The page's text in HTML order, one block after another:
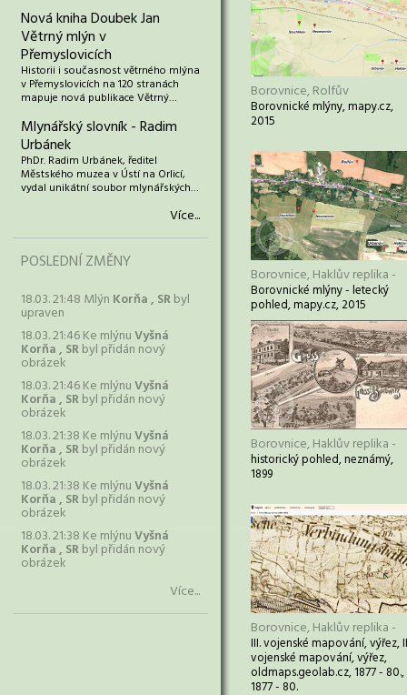
Nová kniha Doubek Jan
Větrný mlýn v
Přemyslovicích
Historii i současnost větrného mlýna
v Přemyslovicích na 120 stranách
mapuje nová publikace Větrný…
Mlynářský slovník - Radim
Urbánek
PhDr. Radim Urbánek, ředitel
Městského muzea v Ústí na Orlicí,
vydal unikátní soubor mlynářských…
Více...
POSLEDNÍ ZMĚNY
18.03. 21:48 Mlýn Korňa , SRbyl
upraven
18.03. 21:46 Ke mlýnuVyšná
Korňa , SRbyl přidán nový
obrázek
18.03. 21:46 Ke mlýnuVyšná
Korňa , SRbyl přidán nový
obrázek
18.03. 21:38 Ke mlýnuVyšná
Korňa , SRbyl přidán nový
obrázek
18.03. 21:38 Ke mlýnuVyšná
Korňa , SRbyl přidán nový
obrázek
18.03. 21:38 Ke mlýnuVyšná
Korňa , SRbyl přidán nový
obrázek
Více...
Borovnice, Rolfův
Borovnické mlýny, mapy.cz,
2015
Borovnice, Haklův replika -
Borovnické mlýny - letecký
pohled, mapy.cz, 2015
Borovnice, Haklův replika -
historický pohled, neznámý,
1899
Borovnice, Haklův replika -
III. vojenské mapování, výřez,
vojenské mapování, výřez,
oldmaps.geolab.cz, 1877 - 80.,
1877 - 80.